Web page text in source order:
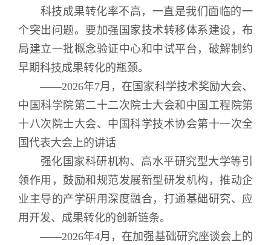
科技成果转化率不高，一直是我们面临的一
个突出问题。要加强国家技术转移体系建设，布
局建立一批概念验证中心和中试平台，破解制约
早期科技成果转化的瓶颈。
——2026年7月，在国家科学技术奖励大会、
中国科学院第二十二次院士大会和中国工程院第
十八次院士大会、中国科学技术协会第十一次全
国代表大会上的讲话
强化国家科研机构、高水平研究型大学等引
领作用，鼓励和规范发展新型研发机构，推动企
业主导的产学研用深度融合，打通基础研究、应
用开发、成果转化的创新链条。
——2026年4月，在加强基础研究座谈会上的